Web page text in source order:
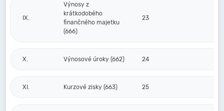
IX.
Výnosy z
krátkodobého
finančného majetku
(666)
23
X. Výnosové úroky (662) 24
XI. Kurzové zisky (663) 25